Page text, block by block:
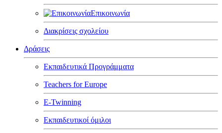
Επικοινωνία
Διακρίσεις σχολείου
Δράσεις
Εκπαιδευτικά Προγράμματα
Teachers for Europe
E-Twinning
Εκπαιδευτικοί όμιλοι